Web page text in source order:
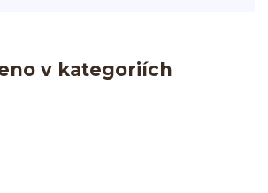
v kategoriích